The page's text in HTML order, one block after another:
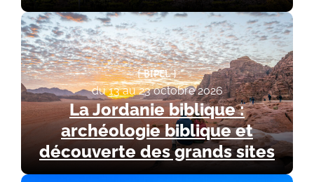
BIPEL
du 13 au 23 octobre 2026
La Jordanie biblique :
archéologie biblique et
découverte des grands sites